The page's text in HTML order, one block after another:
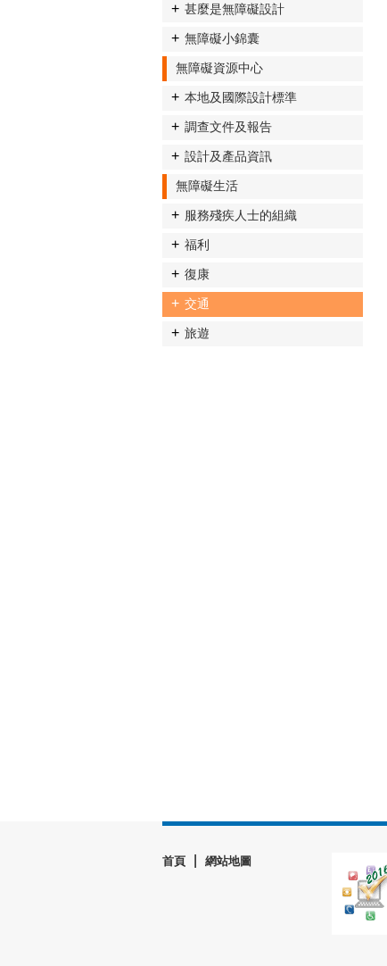
甚麼是無障礙設計
無障礙小錦囊
無障礙資源中心
本地及國際設計標準
調查文件及報告
設計及產品資訊
無障礙生活
服務殘疾人士的組織
福利
復康
交通
旅遊
首頁 網站地圖